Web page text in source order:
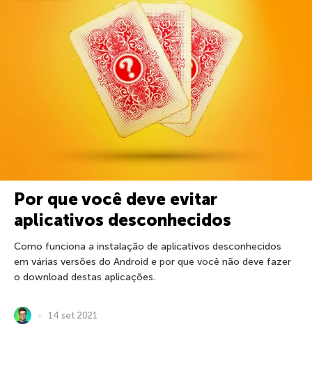
Por que você deve evitar
aplicativos desconhecidos
Como funciona a instalação de aplicativos desconhecidos
em várias versões do Android e por que você não deve fazer
o download destas aplicações.
14 set 2021